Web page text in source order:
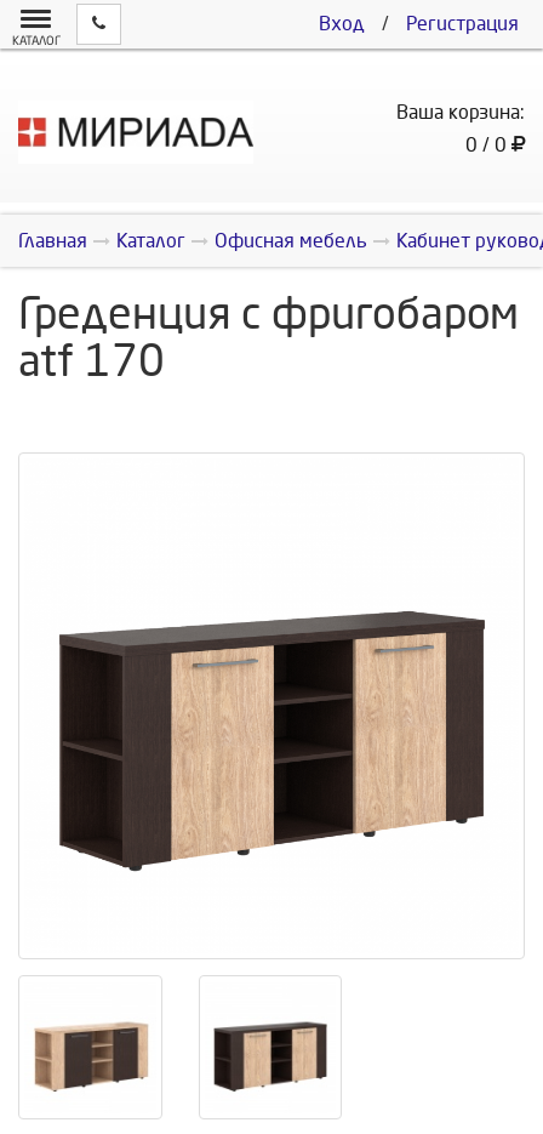
Вход / Регистрация
КАТАЛОГ
Ваша корзина:
0 / 0
Главная Каталог Офисная мебель Кабинет
Греденция с фригобаром
atf 170